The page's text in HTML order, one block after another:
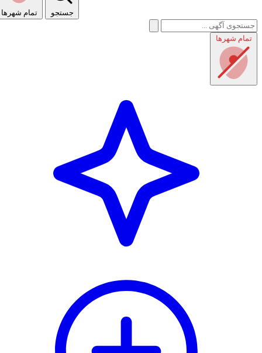
راهنمای استفاده
تمام شهر‌ها جستجو
تمام شهر‌ها